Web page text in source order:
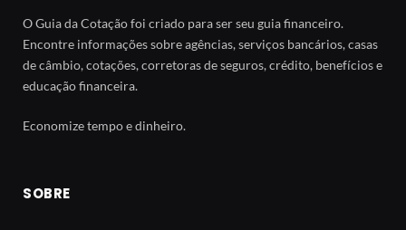
O Guia da Cotação foi criado para ser seu guia financeiro.
Encontre informações sobre agências, serviços bancários, casas
de câmbio, cotações, corretoras de seguros, crédito, benefícios e
educação financeira.
Economize tempo e dinheiro.
SOBRE